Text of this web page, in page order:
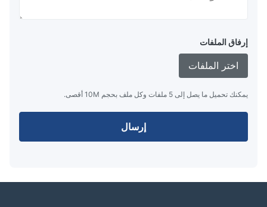
إرفاق الملفات
اختر الملفات
يمكنك تحميل ما يصل إلى 5 ملفات وكل ملف بحجم 10M أقصى.
إرسال